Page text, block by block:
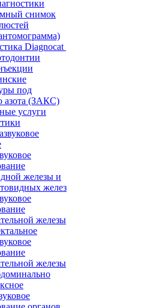
снимок
Diagnocat
под
азота (ЗАКС)
услуги
железы и
желез
железы
железы